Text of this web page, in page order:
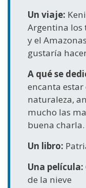
Un viaje:
Argentina los
y el
gustaría
A qué se
encanta estar
naturaleza,
mucho las
buena charla.
Un libro:
Una película:
de la nieve